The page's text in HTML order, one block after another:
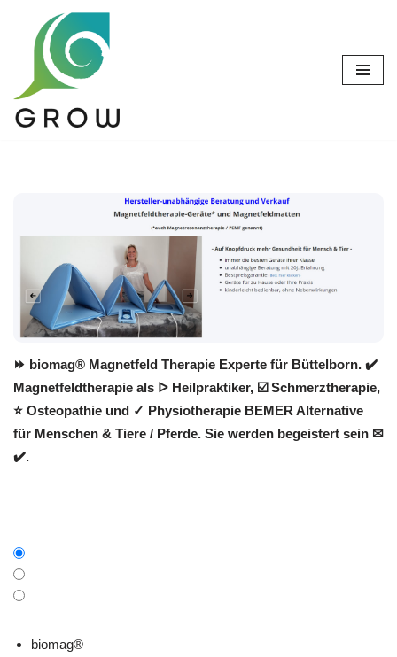
Zum
springen
⏩ biomag® Magnetfeld Therapie Experte für Büttelborn. ✔️
Magnetfeldtherapie als ᐅ Heilpraktiker, ☑️ Schmerztherapie,
⭐ Osteopathie und ✓ Physiotherapie BEMER Alternative
für Menschen & Tiere / Pferde. Sie werden begeistert sein ✉
✔️.
biomag®